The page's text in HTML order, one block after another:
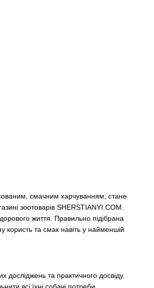
смачним харчуванням, стане
зоотоварів SHERSTIANYI.COM.
життя. Правильно підібрана
користь та смак навіть у найменшій
досліджень та практичного досвіду.